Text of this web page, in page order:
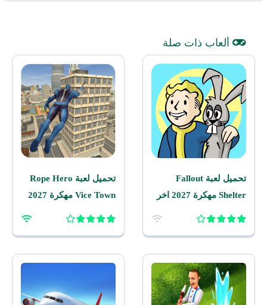
ألعاب ذات صلة
تحميل لعبة Fallout
Shelter مهكرة 2027 اخر
تحميل لعبة Rope Hero
Vice Town مهكرة 2027